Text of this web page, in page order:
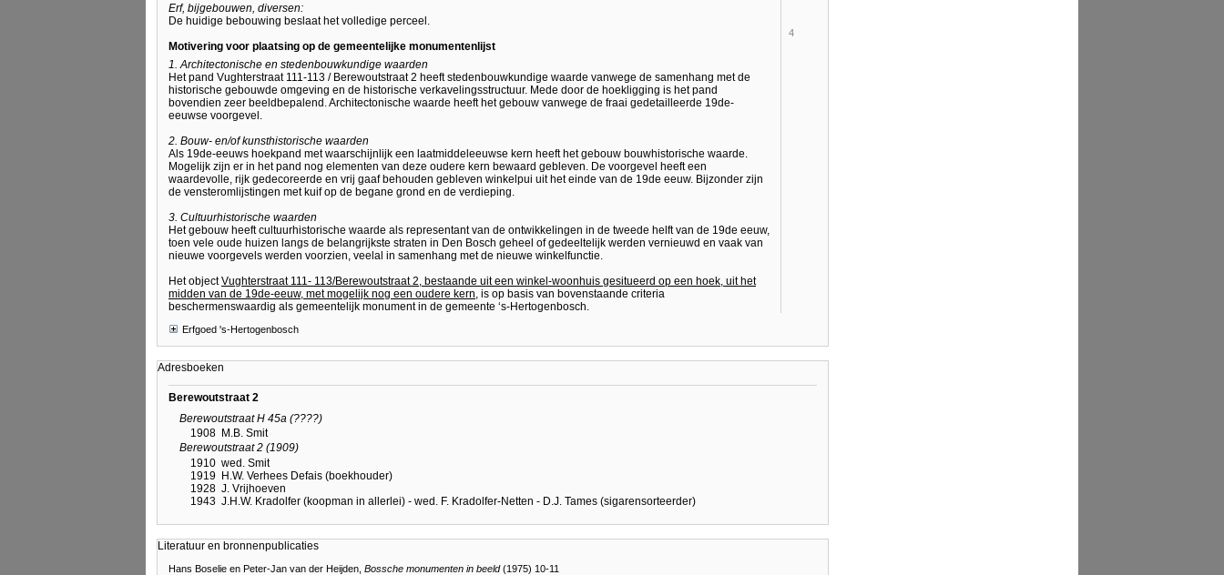
Erf, bijgebouwen, diversen:
De huidige bebouwing beslaat het volledige perceel.
Motivering voor plaatsing op de gemeentelijke monumentenlijst
1. Architectonische en stedenbouwkundige waarden
Het pand Vughterstraat 111-113 / Berewoutstraat 2 heeft stedenbouwkundige waarde vanwege de samenhang met de
historische gebouwde omgeving en de historische verkavelingsstructuur. Mede door de hoekligging is het pand
bovendien zeer beeldbepalend. Architectonische waarde heeft het gebouw vanwege de fraai gedetailleerde 19de-
eeuwse voorgevel.
2. Bouw- en/of kunsthistorische waarden
Als 19de-eeuws hoekpand met waarschijnlijk een laatmiddeleeuwse kern heeft het gebouw bouwhistorische waarde.
Mogelijk zijn er in het pand nog elementen van deze oudere kern bewaard gebleven. De voorgevel heeft een
waardevolle, rijk gedecoreerde en vrij gaaf behouden gebleven winkelpui uit het einde van de 19de eeuw. Bijzonder zijn
de vensteromlijstingen met kuif op de begane grond en de verdieping.
3. Cultuurhistorische waarden
Het gebouw heeft cultuurhistorische waarde als representant van de ontwikkelingen in de tweede helft van de 19de eeuw,
toen vele oude huizen langs de belangrijkste straten in Den Bosch geheel of gedeeltelijk werden vernieuwd en vaak van
nieuwe voorgevels werden voorzien, veelal in samenhang met de nieuwe winkelfunctie.
Het objectVughterstraat 111- 113/Berewoutstraat 2, bestaande uit een winkel-woonhuis gesitueerd op een hoek, uit het
midden van de 19de-eeuw, met mogelijk nog een oudere kern , is op basis van bovenstaande criteria
beschermenswaardig als gemeentelijk monument in de gemeente ‘s-Hertogenbosch.
4
Erfgoed 's-Hertogenbosch
Adresboeken
Berewoutstraat 2
Berewoutstraat H 45a (????)
1908 M.B. Smit
Berewoutstraat 2 (1909)
1910 wed. Smit
1919 H.W. Verhees Defais (boekhouder)
1928 J. Vrijhoeven
1943 J.H.W. Kradolfer (koopman in allerlei) - wed. F. Kradolfer-Netten - D.J. Tames (sigarensorteerder)
Literatuur en bronnenpublicaties
Hans Boselie en Peter-Jan van der Heijden, Bossche monumenten in beeld(1975) 10-11